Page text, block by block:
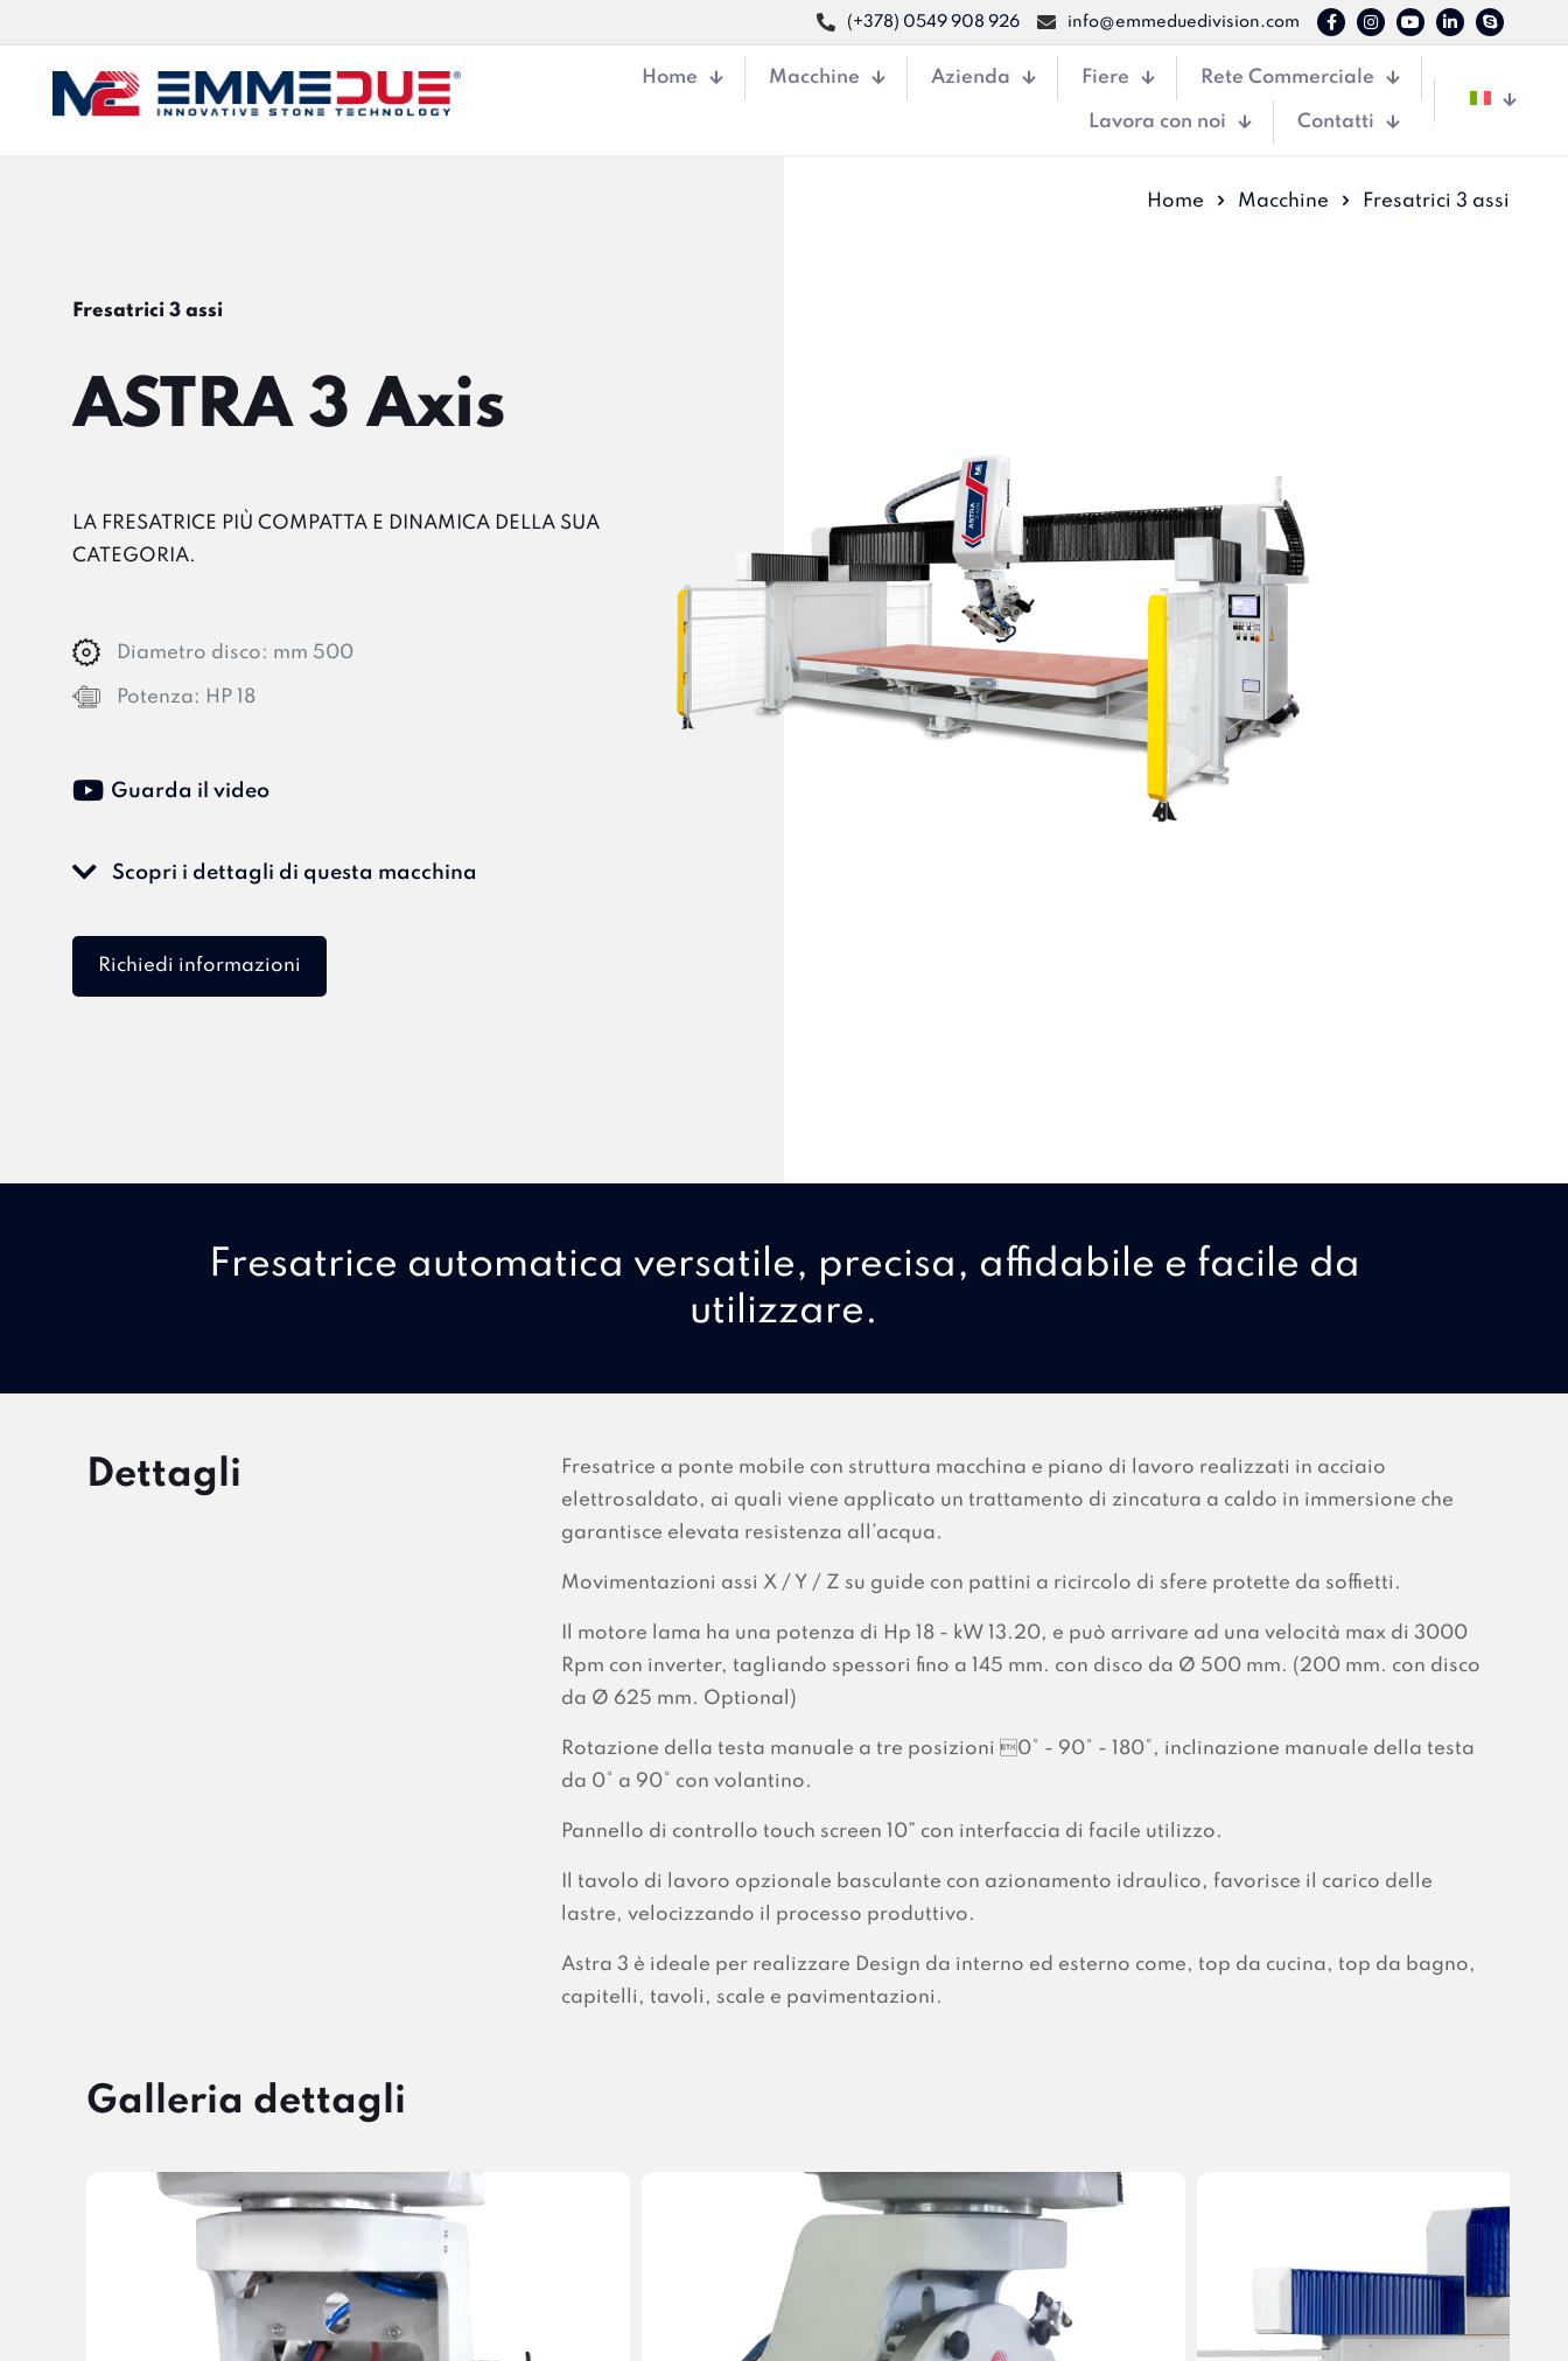
(+378) 0549 908 926 info@emmeduedivision.com
Home Macchine Azienda Fiere Rete Commerciale
Lavora con noi Contatti
Home Macchine Fresatrici 3 assi
Fresatrici 3 assi
ASTRA 3 Axis
LA FRESATRICE PIÙ COMPATTA E DINAMICA DELLA SUA
CATEGORIA.
Diametro disco: mm 500
Potenza: HP 18
Guarda il video
Scopri i dettagli di questa macchina
Richiedi informazioni
Fresatrice automatica versatile, precisa, affidabile e facile da
utilizzare.
Dettagli
Fresatrice a ponte mobile con struttura macchina e piano di lavoro realizzati in acciaio
elettrosaldato, ai quali viene applicato un trattamento di zincatura a caldo in immersione che
garantisce elevata resistenza all’acqua.
Movimentazioni assi X / Y / Z su guide con pattini a ricircolo di sfere protette da soffietti.
Il motore lama ha una potenza di Hp 18 - kW 13.20, e può arrivare ad una velocità max di 3000
Rpm con inverter, tagliando spessori fino a 145 mm. con disco da Ø 500 mm. (200 mm. con disco
da Ø 625 mm. Optional)
Rotazione della testa manuale a tre posizioni 0° - 90° - 180°, inclinazione manuale della testa
da 0° a 90° con volantino.
Pannello di controllo touch screen 10” con interfaccia di facile utilizzo.
Il tavolo di lavoro opzionale basculante con azionamento idraulico, favorisce il carico delle
lastre, velocizzando il processo produttivo.
Astra 3 è ideale per realizzare Design da interno ed esterno come, top da cucina, top da bagno,
capitelli, tavoli, scale e pavimentazioni.
Galleria dettagli